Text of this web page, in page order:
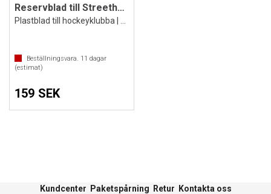
Reservblad till Streethockeyklubba Cup
Beställningsvara. 11 dagar
(estimat)
159 SEK
Kundcenter Paketspårning Retur Kontakta oss